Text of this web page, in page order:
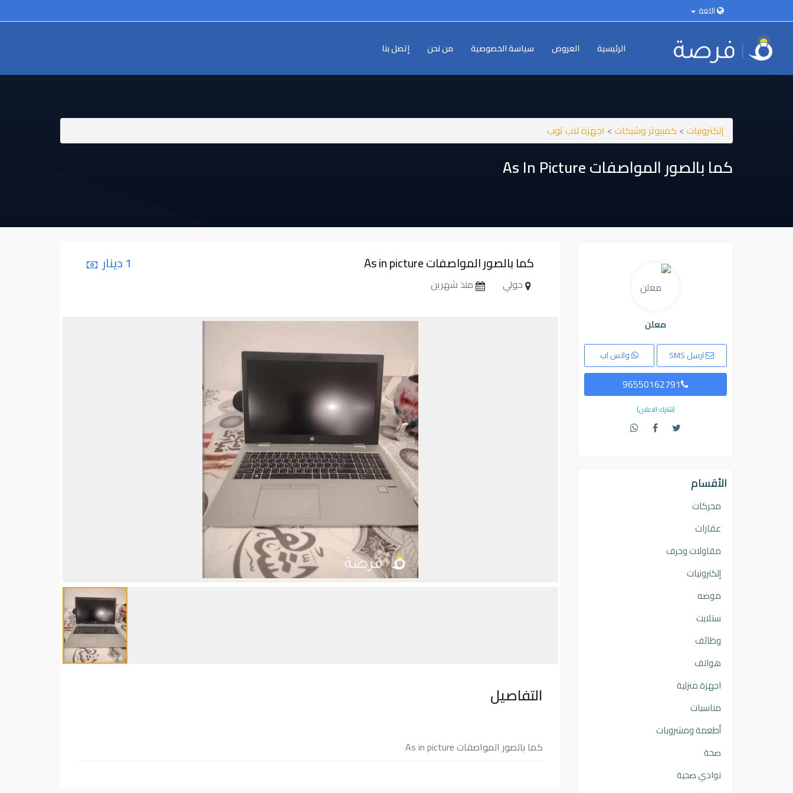
اللغة
الرئيسية العروض سياسة الخصوصية من نحن إتصل بنا
إلكترونيات> كمبيوتر وشبكات> اجهزة لاب توب
كما بالصور المواصفات As In Picture
كما بالصور المواصفات As in picture
حولي منذ شهرين
1 دينار
التفاصيل
كما بالصور المواصفات As in picture
معلن
ارسل SMS واتس اب
96550162791
(شارك الاعلان)
الأقسام
محركات
عقارات
مقاولات وحرف
إلكترونيات
موضه
ستلايت
وظائف
هواتف
اجهزة منزلية
مناسبات
أطعمة ومشروبات
صحة
نوادي صحية